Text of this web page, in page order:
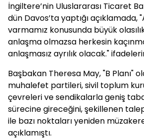
İngiltere’nin Uluslararası Ticaret
dün Davos’ta yaptığı açıklamada,
varmamız konusunda büyük
anlaşma olmazsa herkesin
anlaşmasız ayrılık olacak."
Başbakan Theresa May, "B Planı"
muhalefet partileri, sivil toplum
çevreleri ve sendikalarla geniş
sürecine gireceğini, şekillenen
ile bazı noktaları yeniden
açıklamıştı.